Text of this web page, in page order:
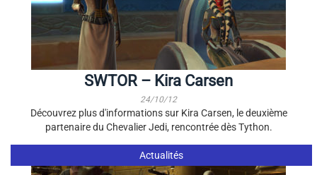
SWTOR – Kira Carsen
24/10/12
Découvrez plus d'informations sur Kira Carsen, le deuxième
partenaire du Chevalier Jedi, rencontrée dès Tython.
Actualités